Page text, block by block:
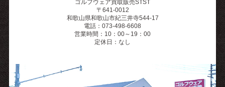
ゴルフウェア買取販売STST
〒641-0012
和歌山県和歌山市紀三井寺544-17
電話：073-498-6608
営業時間：10：00～19：00
定休日：なし